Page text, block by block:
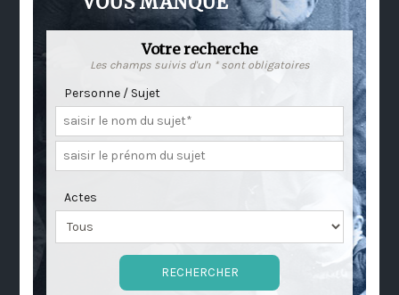
Votre recherche
Les champs suivis d'un * sont obligatoires
Personne / Sujet
Actes